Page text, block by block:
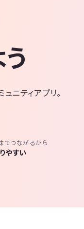
ニティアプリ。
でつながるから
やすい